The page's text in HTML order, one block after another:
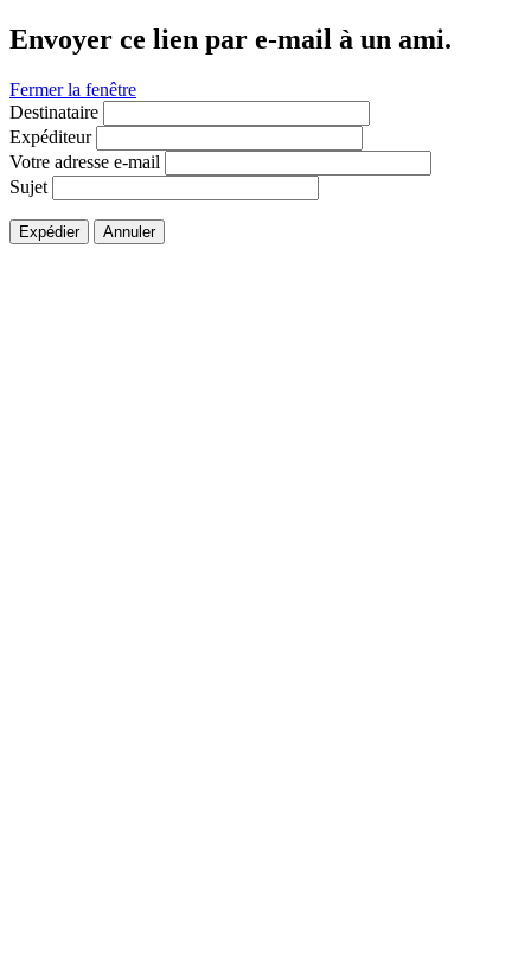
Envoyer ce lien par e-mail à un ami.
Fermer la fenêtre
Destinataire
Expéditeur
Votre adresse e-mail
Sujet
Expédier Annuler